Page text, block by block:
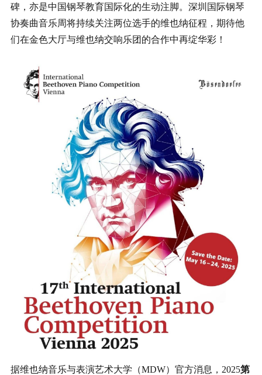
碑，亦是中国钢琴教育国际化的生动注脚。深圳国际钢琴
协奏曲音乐周将持续关注两位选手的维也纳征程，期待他
们在金色大厅与维也纳交响乐团的合作中再绽华彩！
据维也纳音乐与表演艺术大学（MDW）官方消息，2025第